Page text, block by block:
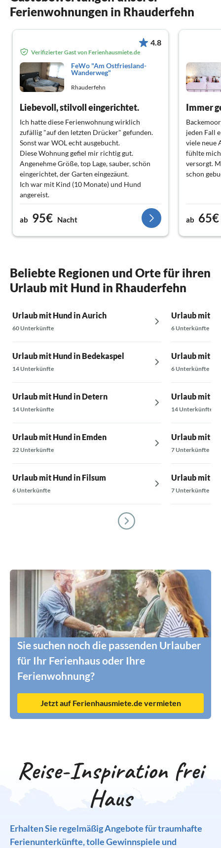
Ferienwohnungen in Rhauderfehn
4.8
Verifizierter Gast von Ferienhausmiete.de
FeWo "Am Ostfriesland-
Wanderweg"
Rhauderfehn
Liebevoll, stilvoll eingerichtet.
Ich hatte diese Ferienwohnung wirklich
zufällig "auf den letzten Drücker" gefunden.
Sonst war WOL echt ausgebucht.
Diese Wohnung gefiel mir richtig gut.
Angenehme Größe, top Lage, sauber, schön
eingerichtet, der Garten eingezäunt.
Ich war mit Kind (10 Monate) und Hund
angereist.
Wünsche wurden uns vom Vermieter erfüllt.
Das einzige Manko: kein Steckdosenschutz.
Ansonsten 5 Sterne verdient!!!
ab 95€ Nacht
Immer
jeden Fall
viele neue
fühlte
versorgt.
schon
ab 65€
Beliebte Regionen und Orte für ihren
Urlaub mit Hund in Rhauderfehn
Urlaub mit Hund in Aurich
60 Unterkünfte
Urlaub mit Hund in Bedekaspel
14 Unterkünfte
Urlaub mit Hund in Detern
14 Unterkünfte
Urlaub mit Hund in Emden
22 Unterkünfte
Urlaub mit Hund in Filsum
6 Unterkünfte
Urlaub mit
6 Unterkünfte
Urlaub mit
6 Unterkünfte
Urlaub mit
14 Unterkünfte
Urlaub mit
7 Unterkünfte
Urlaub mit
7 Unterkünfte
Sie suchen noch die passenden Urlauber
für Ihr Ferienhaus oder Ihre
Ferienwohnung?
Jetzt auf Ferienhausmiete.de vermieten
Reise-Inspiration frei
Haus
Erhalten Sie regelmäßig Angebote für traumhafte
Ferienunterkünfte, tolle Gewinnspiele und